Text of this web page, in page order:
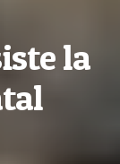
la